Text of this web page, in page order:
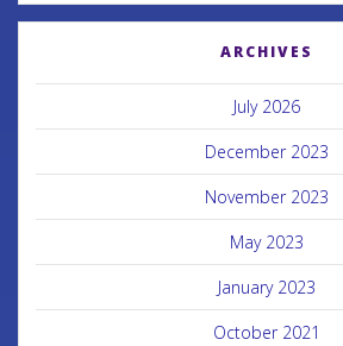
ARCHIVES
July 2026
December 2023
November 2023
May 2023
January 2023
October 2021